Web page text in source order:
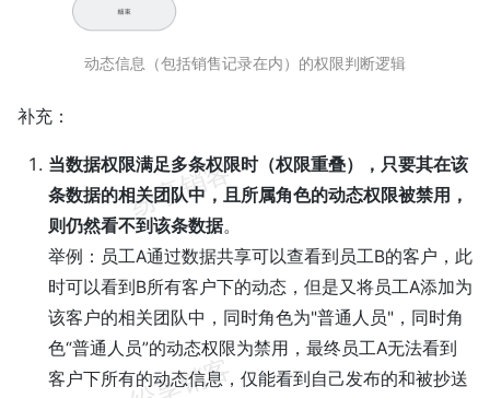
动态信息（包括销售记录在内）的权限判断逻辑
补充：
当数据权限满足多条权限时（权限重叠），只要其在该
条数据的相关团队中，且所属角色的动态权限被禁用，
则仍然看不到该条数据。
举例：员工A通过数据共享可以查看到员工B的客户，此
时可以看到B所有客户下的动态，但是又将员工A添加为
该客户的相关团队中，同时角色为"普通人员"，同时角
色“普通人员”的动态权限为禁用，最终员工A无法看到
客户下所有的动态信息，仅能看到自己发布的和被抄送